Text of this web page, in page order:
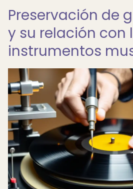
Preservación de
y su relación con
instrumentos